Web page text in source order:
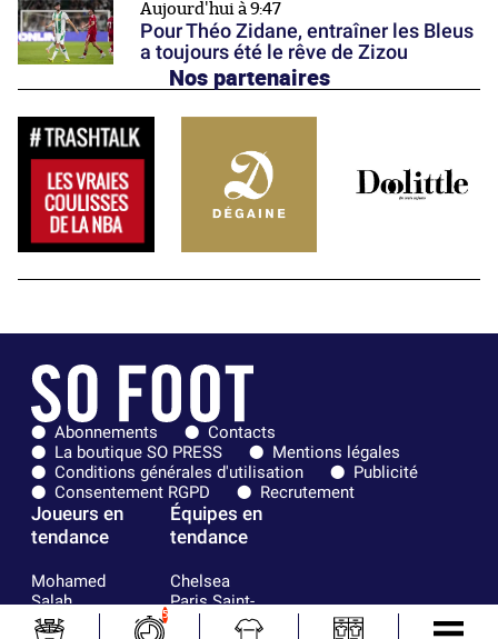
Aujourd'hui à 9:47
Pour Théo Zidane, entraîner les Bleus
a toujours été le rêve de Zizou
Nos partenaires
Abonnements
Contacts
La boutique SO PRESS
Mentions légales
Conditions générales d'utilisation
Publicité
Consentement RGPD
Recrutement
Joueurs en
tendance
Mohamed
Salah
Mykhailo
Équipes en
tendance
Chelsea
Paris Saint-
5